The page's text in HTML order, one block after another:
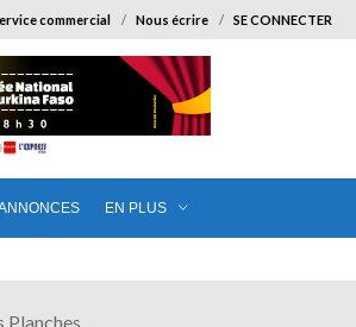
commercial Nous écrire SE CONNECTER
EN PLUS
Planches